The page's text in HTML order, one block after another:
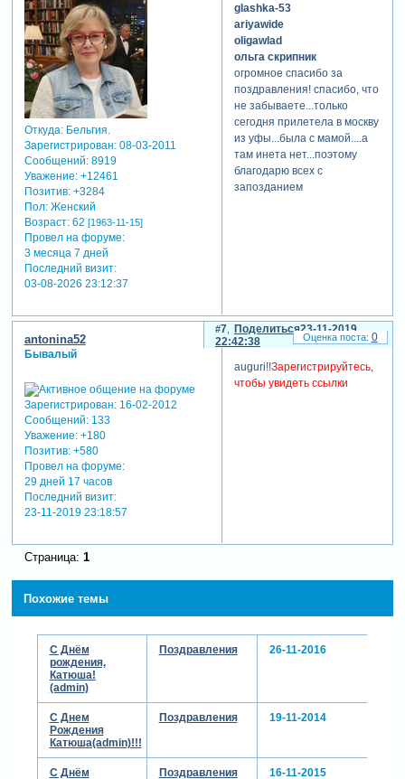
Откуда:Бельгия.
Зарегистрирован: 08-03-2011
Сообщений:8919
Уважение: +12461
Позитив: +3284
Пол:Женский
Возраст:62 [1963-11-15]
Провел на форуме:
3 месяца 7 дней
Последний визит:
03-08-2026 23:12:37
glashka-53
ariyawide
oligawlad
ольга скрипник
огромное спасибо за
поздравления! спасибо, что
не забываете...только
сегодня прилетела в москву
из уфы...была с мамой....а
там инета нет...поэтому
благодарю всех с
запозданием
Поделиться
7
23-11-2019
22:42:38
antonina52
Бывалый
Зарегистрирован: 16-02-2012
Сообщений:133
Уважение: +180
Позитив: +580
Провел на форуме:
29 дней 17 часов
Последний визит:
23-11-2019 23:18:57
auguri!!Зарегистрируйтесь,
чтобы увидеть ссылки
0
Страница: 1
Похожие темы
С Днём
рождения,
Катюша!
(admin)
Поздравления 26-11-2016
С Днем
Рождения
Катюша(admin)!!!
Поздравления 19-11-2014
С Днём Поздравления 16-11-2015